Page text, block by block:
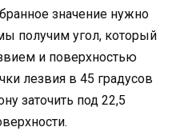
значение нужно
получим угол, который
и поверхностью
лезвия в 45 градусов
заточить под 22,5